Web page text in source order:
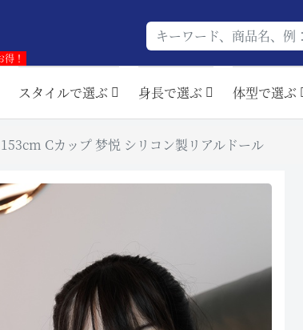
得！
スタイルで選ぶ 身長で選ぶ 体型で選ぶ
Cカップ 梦悦 シリコン製リアルドール